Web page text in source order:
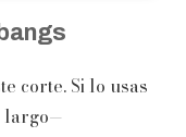
corte. Si lo usas
largo—